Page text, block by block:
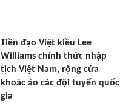
Tiền đạo Việt kiều Lee
Williams chính thức nhập
tịch Việt Nam, rộng cửa
khoác áo các đội tuyển quốc
gia